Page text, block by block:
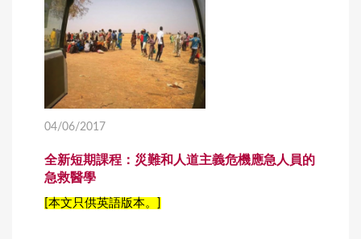
04/06/2017
全新短期課程：災難和人道主義危機應急人員的
急救醫學
[本文只供英語版本。]